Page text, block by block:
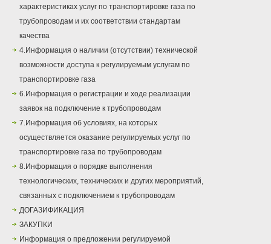
характеристиках услуг по транспортировке газа по
трубопроводам и их соответствии стандартам
качества
4.Информация о наличии (отсутствии) технической
возможности доступа к регулируемым услугам по
транспортировке газа
6.Информация о регистрации и ходе реализации
заявок на подключение к трубопроводам
7.Информация об условиях, на которых
осуществляется оказание регулируемых услуг по
транспортировке газа по трубопроводам
8.Информация о порядке выполнения
технологических, технических и других мероприятий,
связанных с подключением к трубопроводам
ДОГАЗИФИКАЦИЯ
ЗАКУПКИ
Информация о предложении регулируемой